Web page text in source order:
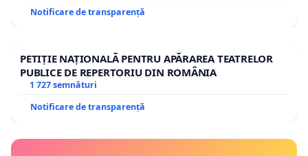
Notificare de transparență
PETIȚIE NAȚIONALĂ PENTRU APĂRAREA TEATRELOR
PUBLICE DE REPERTORIU DIN ROMÂNIA
1 727 semnături
Notificare de transparență